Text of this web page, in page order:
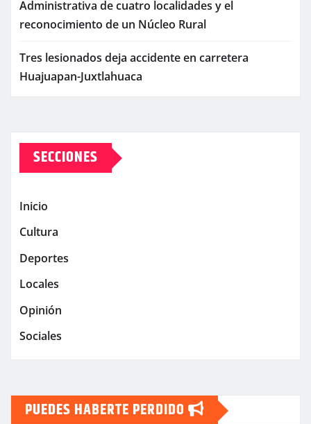
Administrativa de cuatro localidades y el
reconocimiento de un Núcleo Rural
Tres lesionados deja accidente en carretera
Huajuapan-Juxtlahuaca
SECCIONES
Inicio
Cultura
Deportes
Locales
Opinión
Sociales
PUEDES HABERTE PERDIDO